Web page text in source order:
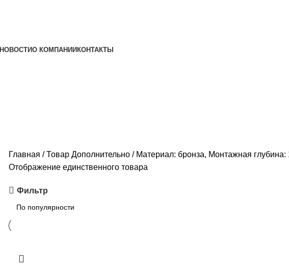
НОВОСТИO КОМПАНИИ КОНТАКТЫ
Главная Товар Дополнительно
Материал: бронза, Монтажная
Отображение единственного товара
Фильтр